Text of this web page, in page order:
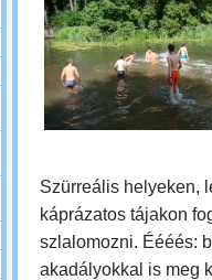
Szürreális helyeken,
káprázatos tájakon
szlalomozni. Éééés:
akadályokkal is meg